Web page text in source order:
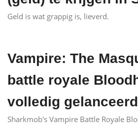
Geld is wat grappig is, lieverd.
Vampire: The
battle royale
volledig
Sharkmob's Vampire Battle Royale